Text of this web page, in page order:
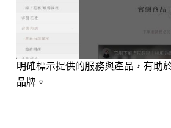
明確標示提供的服務與產品，有助
品牌。